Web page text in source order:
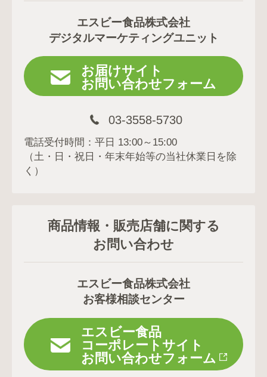
エスビー食品株式会社
デジタルマーケティングユニット
お届けサイト
お問い合わせフォーム
03-3558-5730
電話受付時間：平日 13:00～15:00
（土・日・祝日・年末年始等の当社休業日を除
く）
商品情報・販売店舗に関する
お問い合わせ
エスビー食品株式会社
お客様相談センター
エスビー食品
コーポレートサイト
お問い合わせフォーム